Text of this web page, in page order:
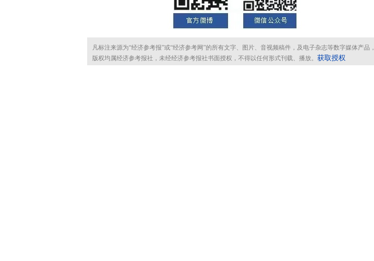
凡标注来源为“经济参考报”或“经济参考网”的所有文字、图片、音视频稿件，及电子杂志等数字媒体产品，
版权均属经济参考报社，未经经济参考报社书面授权，不得以任何形式刊载、播放。 获取授权